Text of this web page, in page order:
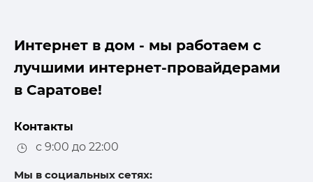
Интернет в дом - мы работаем с
лучшими интернет-провайдерами
в Саратове!
Контакты
с 9:00 до 22:00
Мы в социальных сетях: